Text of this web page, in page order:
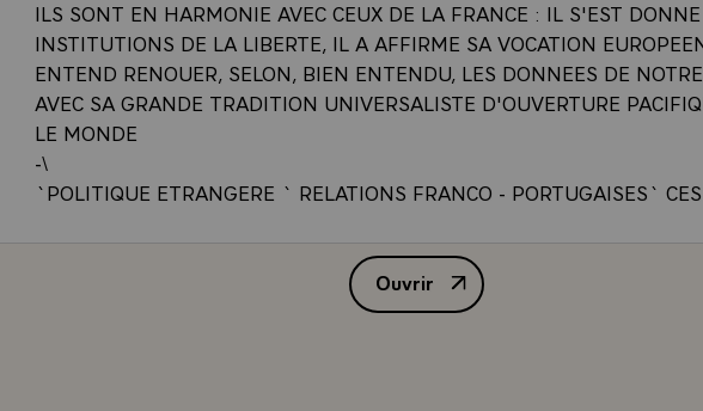
ILS SONT EN HARMONIE AVEC CEUX DE LA FRANCE : IL S'EST
INSTITUTIONS DE LA LIBERTE, IL A AFFIRME SA VOCATION
ENTEND RENOUER, SELON, BIEN ENTENDU, LES DONNEES DE
AVEC SA GRANDE TRADITION UNIVERSALISTE D'OUVERTURE
LE MONDE
-\
`POLITIQUE ETRANGERE ` RELATIONS FRANCO - PORTUGAISES` CES
CONSTITUENT LE _CADRE NATUREL DES RELATIONS ENTRE NOS
DETERMINERONT L'ESPRIT DES CONVERSATIONS QUE JE ME
DEMAIN ET APRES-DEMAIN AVEC VOUS, MONSIEUR LE PRESIDENT,
Ouvrir
ALLOCUTION PRONONCEE